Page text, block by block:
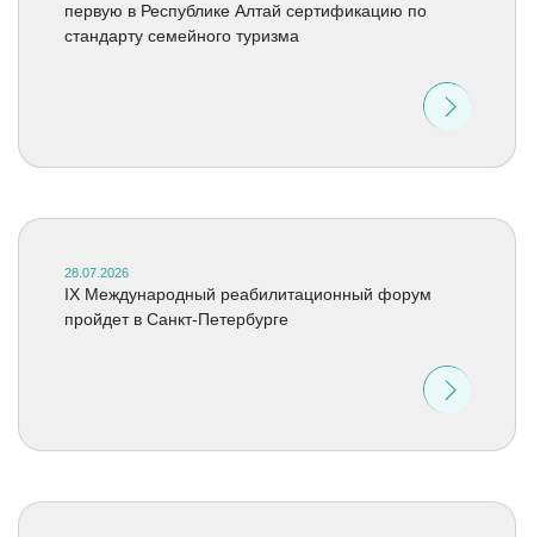
первую в Республике Алтай сертификацию по
стандарту семейного туризма
28.07.2026
IX Международный реабилитационный форум
пройдет в Санкт-Петербурге